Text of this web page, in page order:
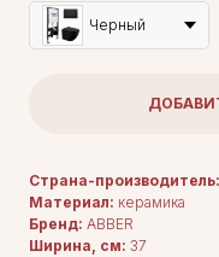
Черный
Страна-производитель:
Материал: керамика
Бренд: ABBER
Ширина, см: 37